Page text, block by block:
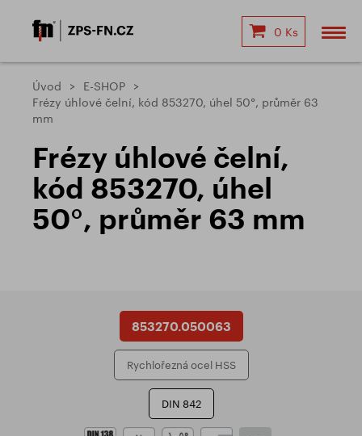
0 Ks
Úvod
E-SHOP
Frézy úhlové čelní, kód 853270, úhel 50°, průměr 63
mm
Frézy úhlové čelní,
kód 853270, úhel
50°, průměr 63 mm
853270.050063
Rychlořezná ocel HSS
DIN 842